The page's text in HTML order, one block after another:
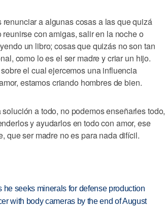
a algunas cosas a las que quizá
con amigas, salir en la noche o
un libro; cosas que quizás no son tan
como lo es el ser madre y criar un hijo.
el cual ejercemos una influencia
estamos criando hombres de bien.
a todo, no podemos enseñarles todo,
y ayudarlos en todo con amor, ese
que ser madre no es para nada difícil.
seeks minerals for defense production
with body cameras by the end of August